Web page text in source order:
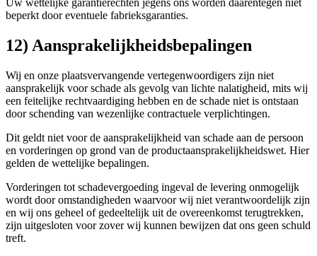
Uw wettelijke garantierechten jegens ons worden daarentegen niet
beperkt door eventuele fabrieksgaranties.
12) Aansprakelijkheidsbepalingen
Wij en onze plaatsvervangende vertegenwoordigers zijn niet
aansprakelijk voor schade als gevolg van lichte nalatigheid, mits wij
een feitelijke rechtvaardiging hebben en de schade niet is ontstaan
door schending van wezenlijke contractuele verplichtingen.
Dit geldt niet voor de aansprakelijkheid van schade aan de persoon
en vorderingen op grond van de productaansprakelijkheidswet. Hier
gelden de wettelijke bepalingen.
Vorderingen tot schadevergoeding ingeval de levering onmogelijk
wordt door omstandigheden waarvoor wij niet verantwoordelijk zijn
en wij ons geheel of gedeeltelijk uit de overeenkomst terugtrekken,
zijn uitgesloten voor zover wij kunnen bewijzen dat ons geen schuld
treft.